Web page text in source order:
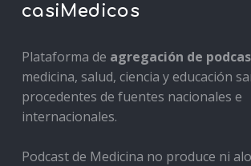
casiMedicos
Plataforma de agregación de
medicina, salud, ciencia y educación
procedentes de fuentes nacionales e
internacionales.
Podcast de Medicina no produce ni